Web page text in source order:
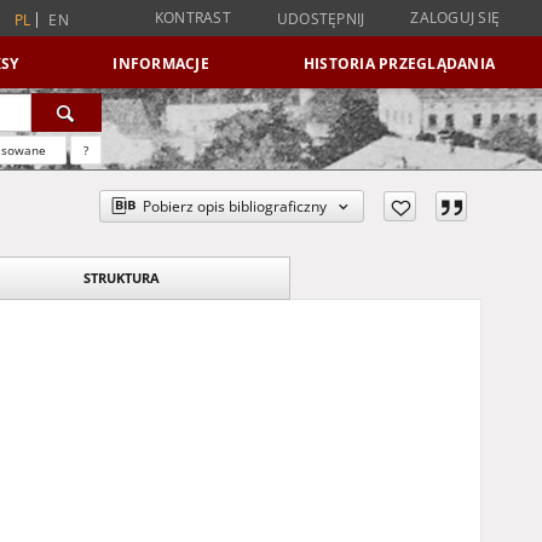
PL EN KONTRAST UDOSTĘPNIJ ZALOGUJ SIĘ
INFORMACJE HISTORIA PRZEGLĄDANIA
?
Pobierz opis bibliograficzny
STRUKTURA